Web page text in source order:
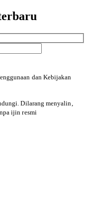
dan Kebijakan
Dilarang menyalin,
ijin resmi